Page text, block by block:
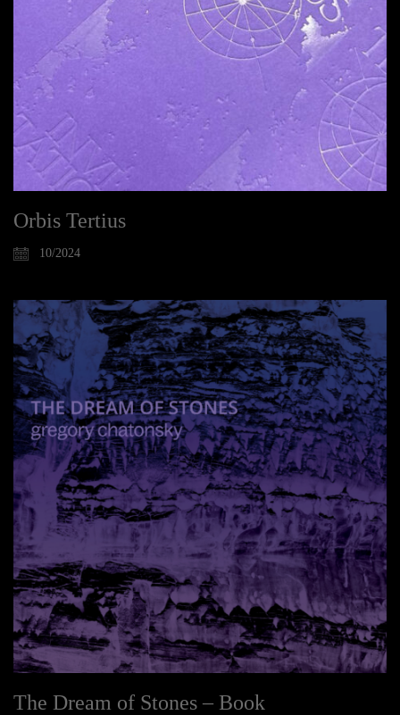
Orbis Tertius
10/2024
The Dream of Stones – Book